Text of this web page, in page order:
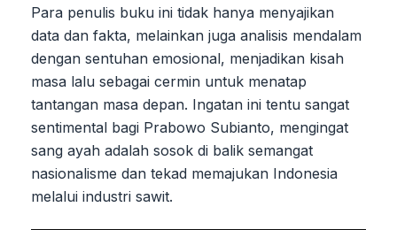
Para penulis buku ini tidak hanya menyajikan
data dan fakta, melainkan juga analisis mendalam
dengan sentuhan emosional, menjadikan kisah
masa lalu sebagai cermin untuk menatap
tantangan masa depan. Ingatan ini tentu sangat
sentimental bagi Prabowo Subianto, mengingat
sang ayah adalah sosok di balik semangat
nasionalisme dan tekad memajukan Indonesia
melalui industri sawit.